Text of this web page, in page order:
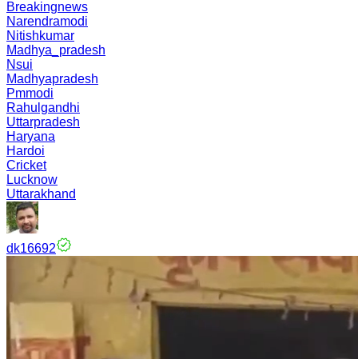
Breakingnews
Narendramodi
Nitishkumar
Madhya_pradesh
Nsui
Madhyapradesh
Pmmodi
Rahulgandhi
Uttarpradesh
Haryana
Hardoi
Cricket
Lucknow
Uttarakhand
dk16692